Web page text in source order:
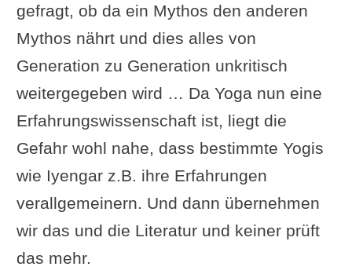
gefragt, ob da ein Mythos den anderen
Mythos nährt und dies alles von
Generation zu Generation unkritisch
weitergegeben wird … Da Yoga nun eine
Erfahrungswissenschaft ist, liegt die
Gefahr wohl nahe, dass bestimmte Yogis
wie Iyengar z.B. ihre Erfahrungen
verallgemeinern. Und dann übernehmen
wir das und die Literatur und keiner prüft
das mehr.